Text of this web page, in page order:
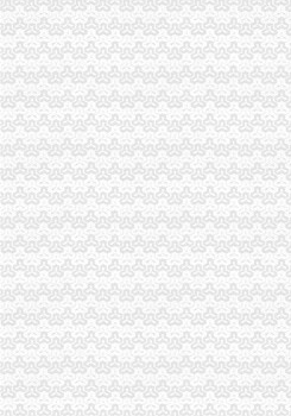
长寿局重庆注销税务三项措施造一流服
沙坪坝局化三项“建设”代理注销分公司
璧山局新年开展“走近新农村”重庆注销分
涪陵局突出重点开展春节市重庆注销税
南岸局坚持“五结合五促进”代办注销分
渝中局走进山区、重庆分公司注销走进
巴南局重庆分公司注销三个结合引导规
酉局代理注销分公司年初工作采取三条
万州局索农村市场监管 “四种模式”重庆注
沙坪坝局重庆注销分公司抓好三个培训
奉节局四措施扎实推进“光收费”代理注销
北碚局重庆注销分公司水土工商所切实
大足局将全面开展“提示、引导、建议”
云局四措并举监管烟花竹市代理注销分
江津局认真贯彻全市重庆注销税务工商工
经开园局认真达全市重庆分公司注销工
大足局“五个到位”分公司营业执照注销